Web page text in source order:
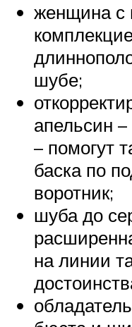
женщина с
шубе;
апельсин
– помогут
баска по
воротник;
шуба до
на линии